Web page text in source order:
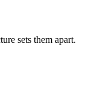
sets them apart.